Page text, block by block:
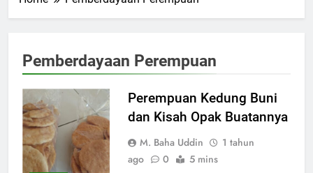
Pemberdayaan Perempuan
Perempuan Kedung Buni
dan Kisah Opak Buatannya
M. Baha Uddin
1 tahun
ago
0 5 mins